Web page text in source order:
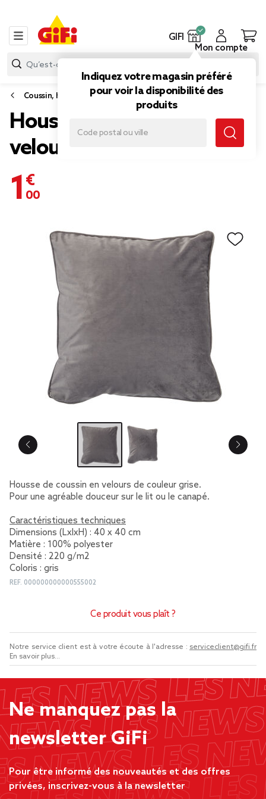
GIFI
Indiquez votre magasin préféré
pour voir la disponibilité des
produits
Mon compte
Coussin, housse de coussin et rembourrage
Housse de coussin en
velours gris
1,00 €
Housse de coussin en velours de couleur grise.
Pour une agréable douceur sur le lit ou le canapé.
Caractéristiques techniques
Dimensions (LxlxH) : 40 x 40 cm
Matière : 100% polyester
Densité : 220 g/m2
Coloris : gris
REF. 000000000000555002
Ce produit vous plaît ?
Notre service client est à votre écoute à l'adresse : serviceclient@gifi.fr
En savoir plus...
Ne manquez pas la
newsletter GiFi
Pour être informé des nouveautés et des offres
privées, inscrivez-vous à la newsletter